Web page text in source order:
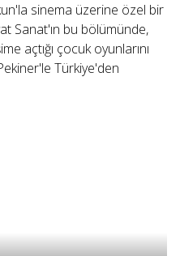
sinema üzerine özel bir
Sanat'ın bu bölümünde,
açtığı çocuk oyunlarını
Türkiye'den